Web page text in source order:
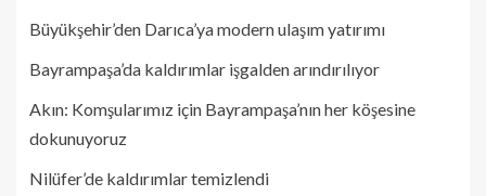
Büyükşehir’den Darıca’ya modern ulaşım yatırımı
Bayrampaşa’da kaldırımlar işgalden arındırılıyor
Akın: Komşularımız için Bayrampaşa’nın her köşesine
dokunuyoruz
Nilüfer’de kaldırımlar temizlendi